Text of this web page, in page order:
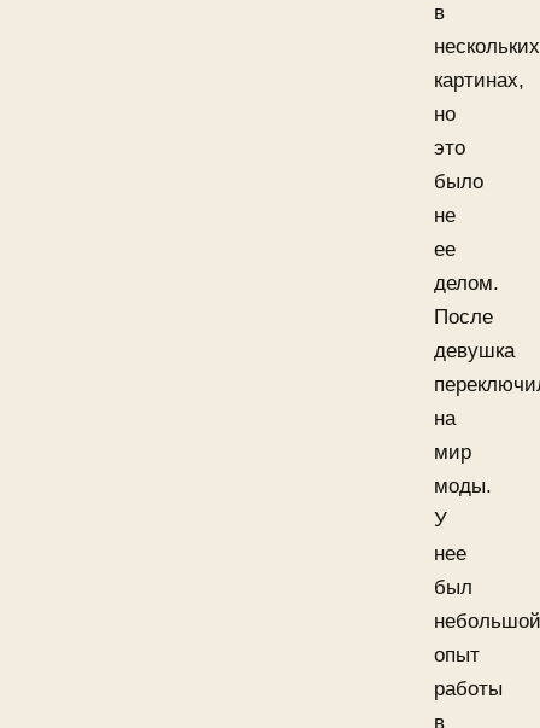
в
нескольких
картинах,
но
это
было
не
ее
делом.
После
девушка
на
мир
моды.
У
нее
был
небольшой
опыт
работы
в